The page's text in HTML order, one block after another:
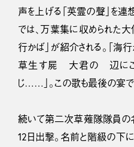
声を上げる「英霊の聲」を連
では、万葉集に収められた
行かば」が紹介される。「
草生す屍 大君の 辺に
じ……」。この歌も最後の宴で
続いて第二次草薙隊隊員の
12日出撃。名前と階級の下